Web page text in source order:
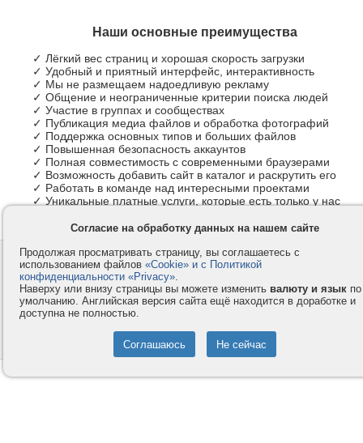
Наши основные преимущества
✓ Лёгкий вес страниц и хорошая скорость загрузки
✓ Удобный и приятный интерфейс, интерактивность
✓ Мы не размещаем надоедливую рекламу
✓ Общение и неограниченные критерии поиска людей
✓ Участие в группах и сообществах
✓ Публикация медиа файлов и обработка фотографий
✓ Поддержка основных типов и больших файлов
✓ Повышенная безопасность аккаунтов
✓ Полная совместимость с современными браузерами
✓ Возможность добавить сайт в каталог и раскрутить его
✓ Работать в команде над интересными проектами
✓ Уникальные платные услуги, которые есть только у нас
Контакты
Компания
Privacy и Cookie
Услуги
Как оплатить
Помощь
© 2008-2026
- Все права защищены.
Согласие на обработку данных на нашем сайте
Продолжая просматривать страницу, вы соглашаетесь с
использованием файлов «Cookie» и с Политикой
конфиденциальности «Privacy».
Наверху или внизу страницы вы можете изменить валюту и язык по
умолчанию. Английская версия сайта ещё находится в доработке и
доступна не полностью.